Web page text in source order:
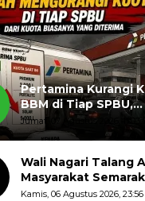
Pertamina Kurangi
BBM di Tiap SPBU,
Masyarakat
Apa
Jumat, 07 Agustus 2026, 11:03
Wali Nagari Talang
Masyarakat
HUT ke-81
Kamis, 06 Agustus 2026,